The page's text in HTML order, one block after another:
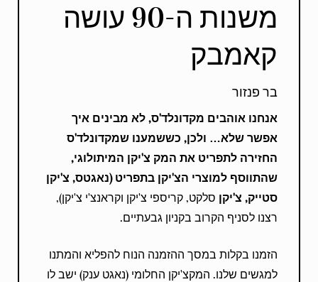
משנות ה-90 עושה
קאמבק
בר פנזור
אנחנו אוהבים מקדונלד'ס, לא מבינים איך
אפשר שלא… ולכן, כששמענו שמקדונלד'ס
החזירה לתפריט את המק צ'יקן המיתולוגי,
שהתווסף למוצרי הצ'יקן בתפריט (נאגטס, צ'יקן
סטייק, צ'יקן סלקט, קריספי צ'יקן וקראנצ'י צ'יקן),
רצנו לסניף הקרוב בקניון גבעתיים.
הזמנו בקלות במסך ההזמנה הנוח להפליא והמתנו
למגשים שלנו. המקצ'יקן החלומי (נאגט ענק) ישב לו